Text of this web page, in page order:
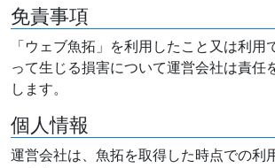
免責事項
「ウェブ魚拓」を利用したこと又は利用
って生じる損害について運営会社は責任
します。
個人情報
運営会社は、魚拓を取得した時点での利